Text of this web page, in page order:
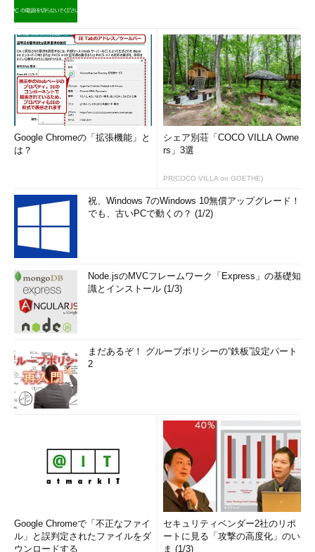
Google Chromeの「拡張機能」と
は？
シェア別荘「COCO VILLA Owne
rs」3選
PR(COCO VILLA on GOETHE)
祝、Windows 7のWindows 10無償アップグレード！
でも、古いPCで動くの？ (1/2)
Node.jsのMVCフレームワーク「Express」の基礎知
識とインストール (1/3)
まだあるぞ！ グループポリシーの“鉄板”設定パート
2
Google Chromeで「不正なファイ
ル」と誤判定されたファイルをダ
ウンロードする
セキュリティベンダー2社のリポ
ートに見る「攻撃の高度化」のい
ま (1/3)